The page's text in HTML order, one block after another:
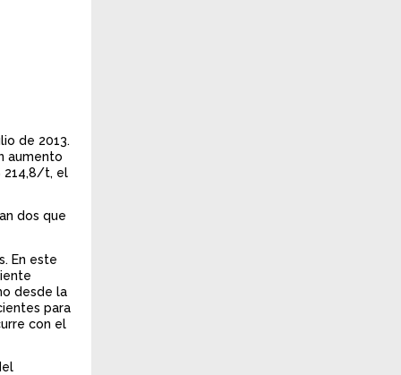
de 2013.
aumento
214,8/t, el
dos que
En este
desde la
para
con el